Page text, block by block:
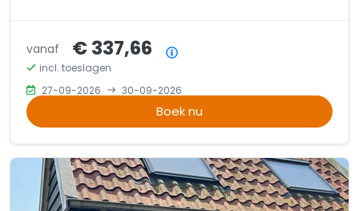
vanaf € 337,66
incl. toeslagen
27-09-2026
30-09-2026
Boek nu